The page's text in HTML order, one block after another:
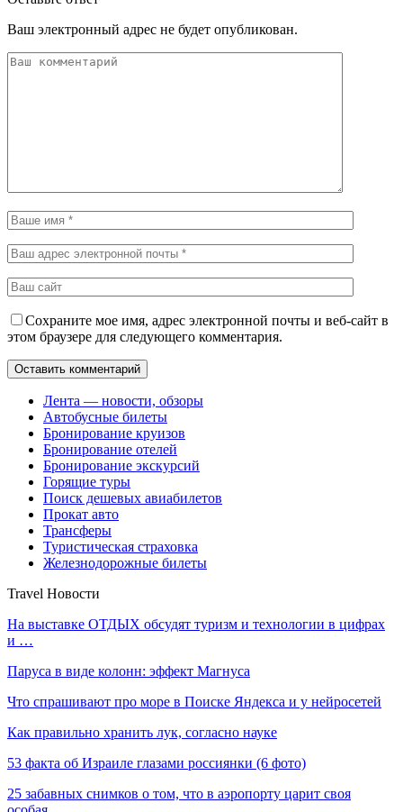
Ваш электронный адрес не будет опубликован.
Сохраните мое имя, адрес электронной почты и веб-сайт в
этом браузере для следующего комментария.
Лента — новости, обзоры
Автобусные билеты
Бронирование круизов
Бронирование отелей
Бронирование экскурсий
Горящие туры
Поиск дешевых авиабилетов
Прокат авто
Трансферы
Туристическая страховка
Железнодорожные билеты
Travel Новости
На выставке ОТДЫХ обсудят туризм и технологии в цифрах
и …
Паруса в виде колонн: эффект Магнуса
Что спрашивают про море в Поиске Яндекса и у нейросетей
Как правильно хранить лук, согласно науке
53 факта об Израиле глазами россиянки (6 фото)
25 забавных снимков о том, что в аэропорту царит своя